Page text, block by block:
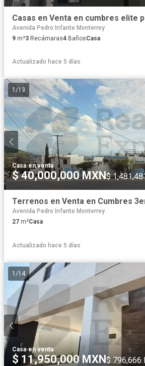
Avenida Pedro Infante Monterrey
9 m²3 Recámaras4 BañosCasa
Actualizado hace 5 días
1 /13
Casa·en venta
$ 40,000,000 MXN$
Terrenos en Venta en Cumbres
Avenida Pedro Infante Monterrey
27 m²Casa
Actualizado hace 5 días
1 /14
Casa·en venta
$ 11,950,000 MXN$ 796,666